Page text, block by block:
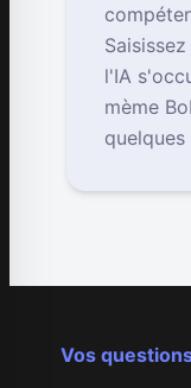
l'IA
mème
quelques
Vos